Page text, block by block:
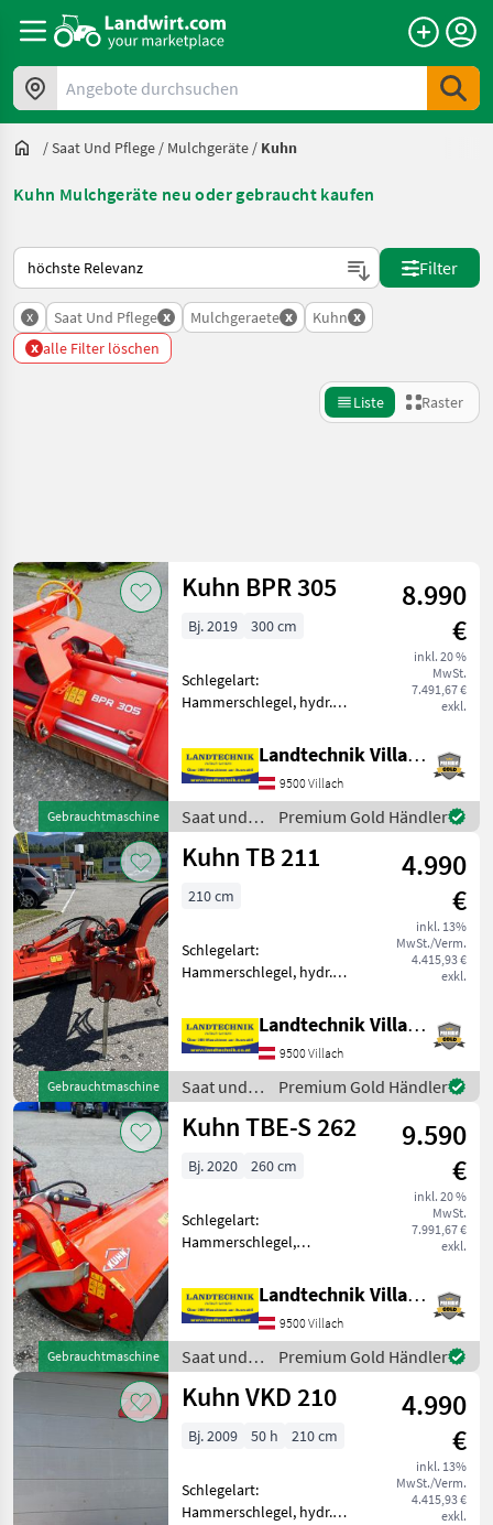
Angebote durchsuchen
/Saat Und Pflege / Mulchgeräte / Kuhn
Kuhn Mulchgeräte neu oder gebraucht kaufen
So wird auf Landwirt.com sortiert
Filter
x Saat Und Pflege x Mulchgeraete x Kuhn x
x alle Filter löschen
Liste Raster
Kategorie 4 Land Filter
AKTUELLER
PFAD
Landtechnik
Saat
Und
Pflege
Mulchgeraete
Kuhn
KATEGORIE
WÄHLEN
Kuhn
Müthing
Maschio
Tehnos
Vigolo
Dragone
Alle 51
anzeigen
MODELL
222
Zurücksetzen
Ergebnisse
anzeigen
Gebrauchtmaschine
Kuhn BPR 305
8.990
€
inkl. 20 %
MwSt.
7.491,67 €
exkl.
Bj. 2019 300 cm
Schlegelart:
Hammerschlegel, hydr.
Freilauf im Getriebe,
seitliche Kufen Kuhn Profi
Mulcher BPR 305, vorne mit
Variablen Blechschutz,
hydr. Seite
Landtechnik Villach GmbH
9500 Villach
Saat und
Pflege /
Kuhn
Premium Gold Händler
Gebrauchtmaschine
Kuhn TB 211
4.990
€
inkl. 13%
MwSt./Verm.
4.415,93 €
exkl.
210 cm
Schlegelart:
Hammerschlegel, hydr.
Getriebe, Bodenstützwalze
Kuhn Seitenmulcher TB 211
mit Hammerausführung,
hydraulisch Klappbar mit
Weitwi
Landtechnik Villach GmbH
9500 Villach
Saat und
Pflege /
Kuhn
Premium Gold Händler
Gebrauchtmaschine
Kuhn TBE-S 262
9.590
€
inkl. 20 %
MwSt.
7.991,67 €
exkl.
Bj. 2020 260 cm
Schlegelart:
Hammerschlegel,
Seitenverschub, seitliche
Kufen, Bodenstützwalze
Kuhn Seitenmulcher TBE-S
262 mit
Hammerausführung,
hydraulisch K
Landtechnik Villach GmbH
9500 Villach
Saat und
Pflege /
Kuhn
Premium Gold Händler
Kuhn VKD 210
4.990
€
inkl. 13%
MwSt./Verm.
4.415,93 €
exkl.
Bj. 2009 50 h 210 cm
Schlegelart:
Hammerschlegel, hydr.